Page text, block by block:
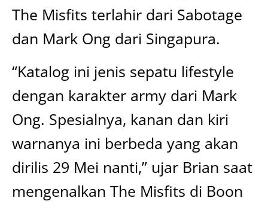
The Misfits terlahir dari Sabotage
dan Mark Ong dari Singapura.
“Katalog ini jenis sepatu lifestyle
dengan karakter army dari Mark
Ong. Spesialnya, kanan dan kiri
warnanya ini berbeda yang akan
dirilis 29 Mei nanti,” ujar Brian saat
mengenalkan The Misfits di Boon